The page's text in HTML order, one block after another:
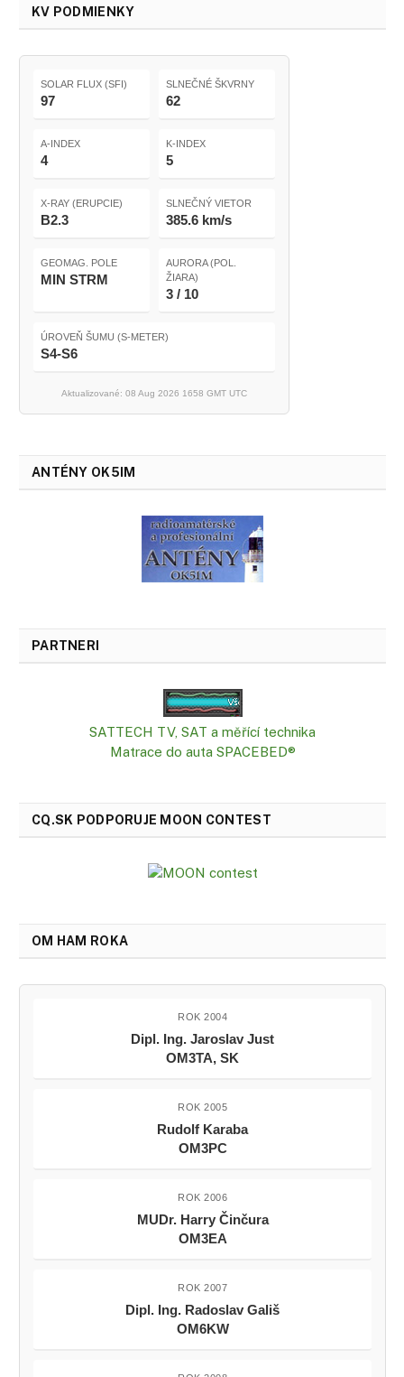
KV PODMIENKY
SOLAR FLUX (SFI)
97
SLNEČNÉ ŠKVRNY
62
A-INDEX
4
K-INDEX
5
X-RAY (ERUPCIE)
B2.3
SLNEČNÝ VIETOR
385.6 km/s
GEOMAG. POLE
MIN STRM
AURORA (POL.
ŽIARA)
3 / 10
ÚROVEŇ ŠUMU (S-METER)
S4-S6
Aktualizované: 08 Aug 2026 1658 GMT UTC
ANTÉNY OK5IM
PARTNERI
SATTECH TV, SAT a měřící technika
Matrace do auta SPACEBED®
CQ.SK PODPORUJE MOON CONTEST
OM HAM ROKA
ROK 2004
Dipl. Ing. Jaroslav Just
OM3TA, SK
ROK 2005
Rudolf Karaba
OM3PC
ROK 2006
MUDr. Harry Činčura
OM3EA
ROK 2007
Dipl. Ing. Radoslav Gališ
OM6KW